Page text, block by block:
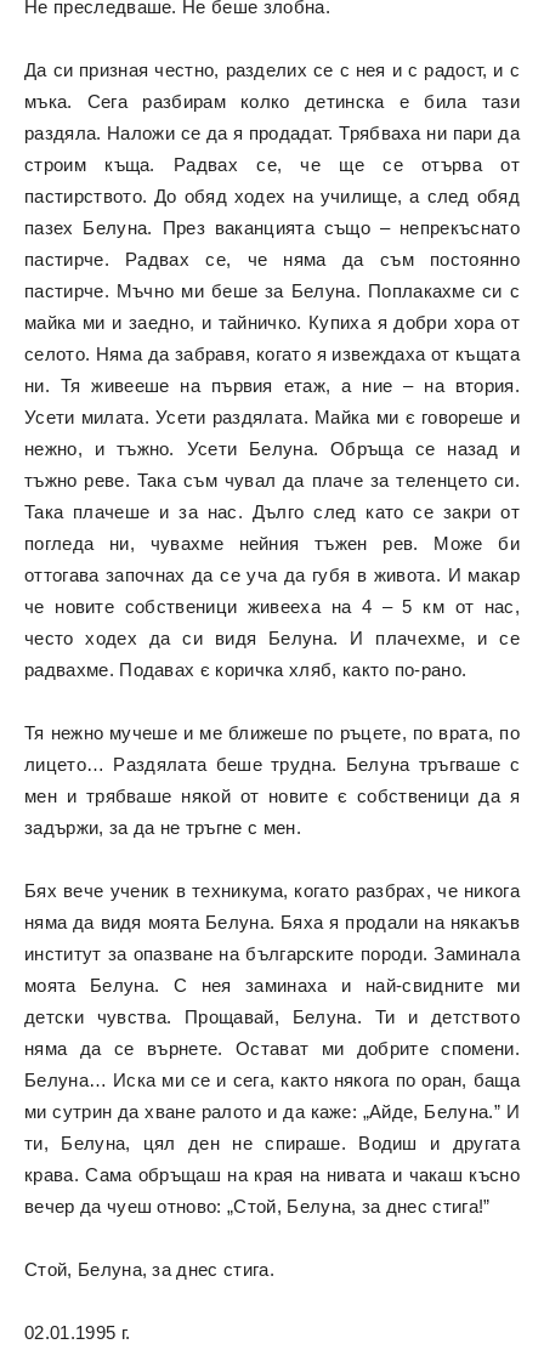
Не преследваше. Не беше злобна.
Да си призная честно, разделих се с нея и с радост, и с
мъка. Сега разбирам колко детинска е била тази
раздяла. Наложи се да я продадат. Трябваха ни пари да
строим къща. Радвах се, че ще се отърва от
пастирството. До обяд ходех на училище, а след обяд
пазех Белуна. През ваканцията също – непрекъснато
пастирче. Радвах се, че няма да съм постоянно
пастирче. Мъчно ми беше за Белуна. Поплакахме си с
майка ми и заедно, и тайничко. Купиха я добри хора от
селото. Няма да забравя, когато я извеждаха от къщата
ни. Тя живееше на първия етаж, а ние – на втория.
Усети милата. Усети раздялата. Майка ми є говореше и
нежно, и тъжно. Усети Белуна. Обръща се назад и
тъжно реве. Така съм чувал да плаче за теленцето си.
Така плачеше и за нас. Дълго след като се закри от
погледа ни, чувахме нейния тъжен рев. Може би
оттогава започнах да се уча да губя в живота. И макар
че новите собственици живееха на 4 – 5 км от нас,
често ходех да си видя Белуна. И плачехме, и се
радвахме. Подавах є коричка хляб, както по-рано.
Тя нежно мучеше и ме ближеше по ръцете, по врата, по
лицето… Раздялата беше трудна. Белуна тръгваше с
мен и трябваше някой от новите є собственици да я
задържи, за да не тръгне с мен.
Бях вече ученик в техникума, когато разбрах, че никога
няма да видя моята Белуна. Бяха я продали на някакъв
институт за опазване на българските породи. Заминала
моята Белуна. С нея заминаха и най-свидните ми
детски чувства. Прощавай, Белуна. Ти и детството
няма да се върнете. Остават ми добрите спомени.
Белуна… Иска ми се и сега, както някога по оран, баща
ми сутрин да хване ралото и да каже: „Айде, Белуна.” И
ти, Белуна, цял ден не спираше. Водиш и другата
крава. Сама обръщаш на края на нивата и чакаш късно
вечер да чуеш отново: „Стой, Белуна, за днес стига!”
Стой, Белуна, за днес стига.
02.01.1995 г.